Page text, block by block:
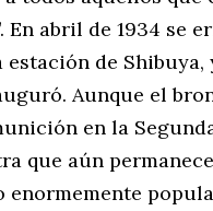
En abril de 1934 se
estación de
Aunque el
en la
que aún
enormemente